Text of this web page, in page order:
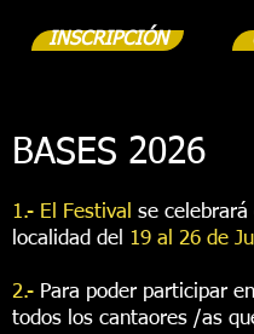
INSCRIPCIÓN
BASES 2026
1.- El Festival se celebrará
localidad del 19 al 26 de
2.- Para poder participar
todos los cantaores /as